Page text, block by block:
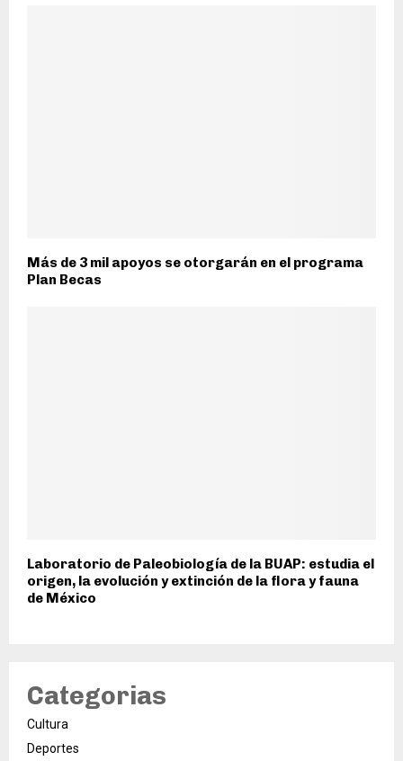
Más de 3 mil apoyos se otorgarán en el programa
Plan Becas
Laboratorio de Paleobiología de la BUAP: estudia el
origen, la evolución y extinción de la flora y fauna
de México
Categorias
Cultura
Deportes